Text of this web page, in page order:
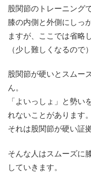
股関節の トレーニング
膝の内側と外側にしっ
ますが、ここでは省略
（少し難しくなるので）
股関節が硬いとスムー
ん。
「よいっしょ」と勢い
れないことがあります。
それは股関節が硬い証
そんな人はスムーズに
していきます。